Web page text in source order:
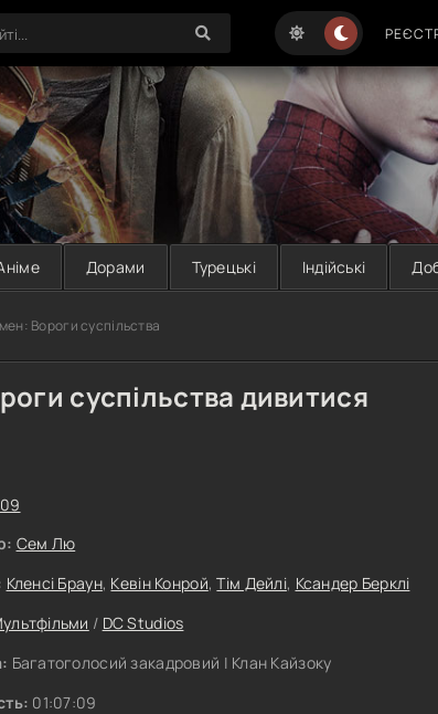
Дорами Турецькі Індійські
Вороги суспільства
суспільства дивитися
Сем Лю
Кленсі Браун, Кевін Конрой,Тім Дейлі, Ксандер Берклі
/ DC Studios
Багатоголосий закадровий | Клан Кайзоку
01:07:09